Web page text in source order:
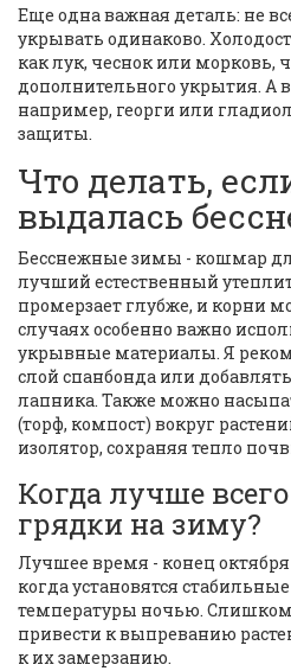
Еще одна важная деталь: не
укрывать одинаково.
как лук, чеснок или морковь,
дополнительного укрытия. А
например, георги или
защиты.
Что делать,
выдалась
Бесснежные зимы - кошмар
лучший естественный
промерзает глубже, и корни
случаях особенно важно
укрывные материалы. Я
слой спанбонда или
лапника. Также можно
(торф, компост) вокруг
изолятор, сохраняя тепло
Когда лучше
грядки на зиму?
Лучшее время - конец
когда установятся
температуры ночью.
привести к выпреванию
к их замерзанию.